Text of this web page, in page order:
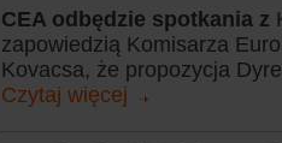
CEA odbędzie spotkania z
zapowiedzią Komisarza
Kovacsa, że propozycja
Czytaj więcej